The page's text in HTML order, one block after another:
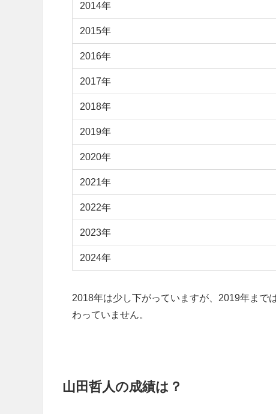
2014年
2015年
2016年
2017年
2018年
2019年
2020年
2021年
2022年
2023年
2024年
2018年は少し下がっていますが、2019年まで
わっていません。
山田哲人の成績は？